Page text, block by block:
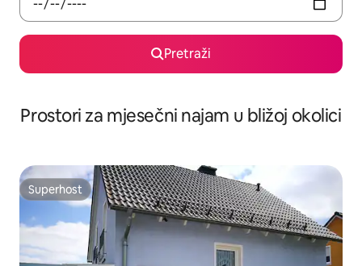
Pretraži
Prostori za mjesečni najam u bližoj okolici
Superhost
Superhost